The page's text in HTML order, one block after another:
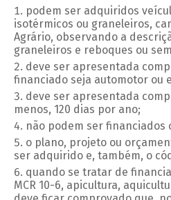
podem ser adquiridos
isotérmicos ou graneleiros,
Agrário, observando a
graneleiros e reboques ou
deve ser apresentada
financiado seja automotor ou
deve ser apresentada
menos, 120 dias por ano;
não podem ser financiados
o plano, projeto ou
ser adquirido e, também, o
quando se tratar de
MCR 10-6, apicultura,